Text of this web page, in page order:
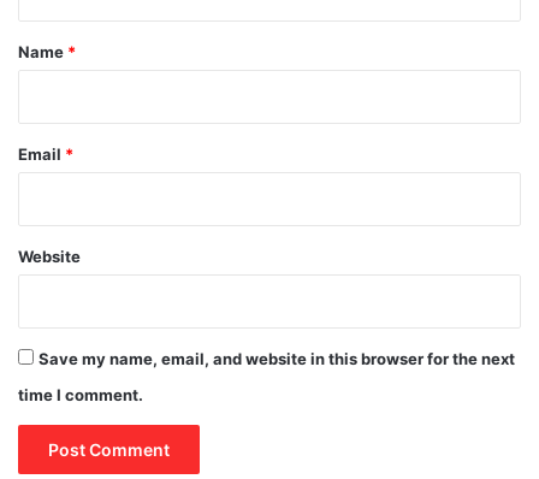
*
Name *
Email *
Website
Save my name, email, and website in this browser for the next
time I comment.